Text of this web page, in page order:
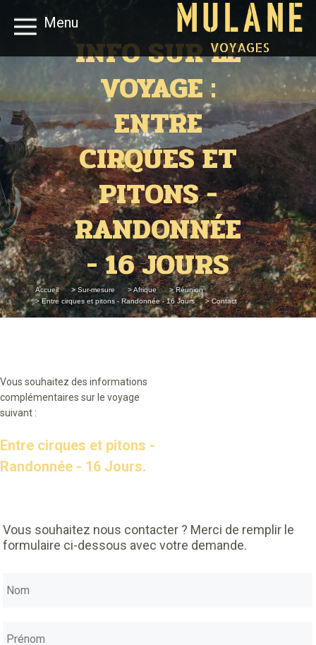
Menu
VOYAGES
INFO SUR LE
VOYAGE :
ENTRE
CIRQUES ET
PITONS -
RANDONNÉE
- 16 JOURS
Accueil > Sur-mesure > Afrique
> Réunion
> Entre cirques et pitons - Randonnée - 16 Jours
> Contact
Vous souhaitez des informations
complémentaires sur le voyage
suivant :
Entre cirques et pitons -
Randonnée - 16 Jours.
Vous souhaitez nous contacter ? Merci de remplir le
formulaire ci-dessous avec votre demande.